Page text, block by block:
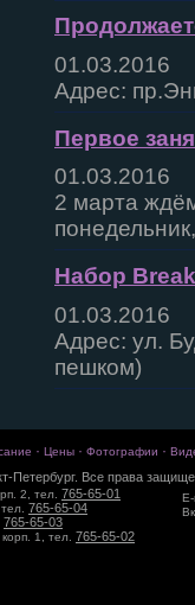
01.03.2016
Адрес:
Первое
01.03.2016
2 марта
Набор
01.03.2016
Адрес: ул.
пешком)
· Цены · Фотографии ·
Петербург. Все права
2, тел. 765-65-01
765-65-04
765-65-03
1, тел. 765-65-02